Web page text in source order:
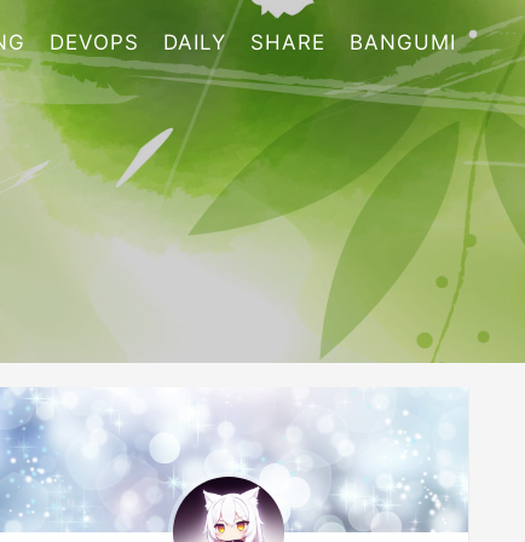
DEVOPS DAILY SHARE BANGUMI